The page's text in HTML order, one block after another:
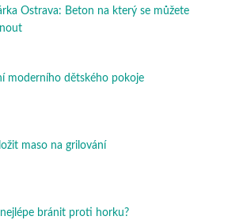
Ostrava: Beton na který se můžete
moderního dětského pokoje
maso na grilování
bránit proti horku?